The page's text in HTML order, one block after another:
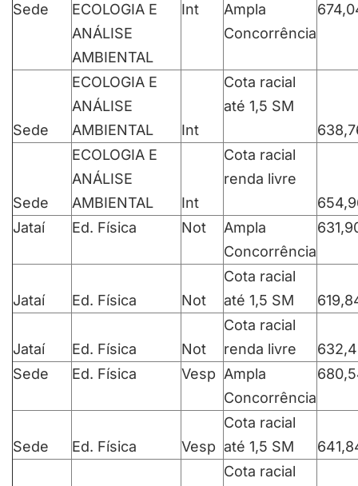
Sede
ECOLOGIA E
ANÁLISE
AMBIENTAL
Int
Ampla
Concorrência
Sede
ECOLOGIA E
ANÁLISE
AMBIENTAL
Int
Cota racial
até 1,5 SM
Sede
ECOLOGIA E
ANÁLISE
AMBIENTAL
Int
Cota racial
renda livre
Jataí
Ed. Física Not
Ampla
Concorrência
Jataí Ed. Física Not
Cota racial
até 1,5 SM
Jataí Ed. Física Not
Cota racial
renda livre
Sede
Ed. Física Vesp Ampla
Concorrência
Sede Ed. Física Vesp
Cota racial
até 1,5 SM
Cota racial